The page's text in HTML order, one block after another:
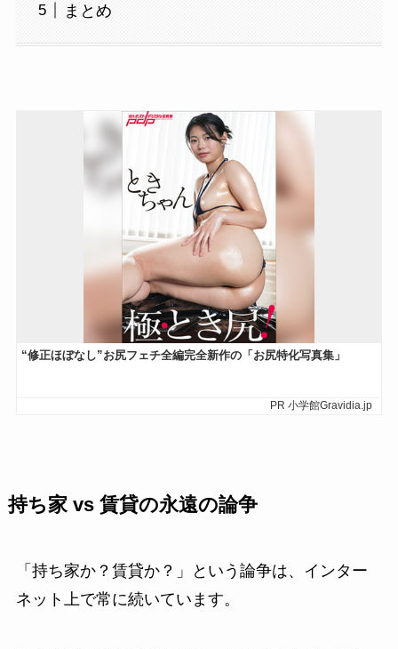
まとめ
持ち家 vs 賃貸の永遠の論争
「持ち家か？賃貸か？」という論争は、インター
ネット上で常に続いています。